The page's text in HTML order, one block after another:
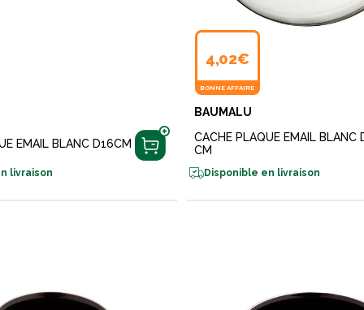
EMAIL BLANC D16CM
livraison
4,02€
BONNE AFFAIRE
BAUMALU
CACHE PLAQUE EMAIL BLANC
CM
Disponible en livraison